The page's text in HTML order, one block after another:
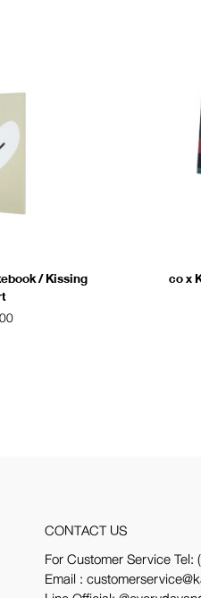
/ Kissing
co x
CONTACT US
For Customer Service Tel:
Email :